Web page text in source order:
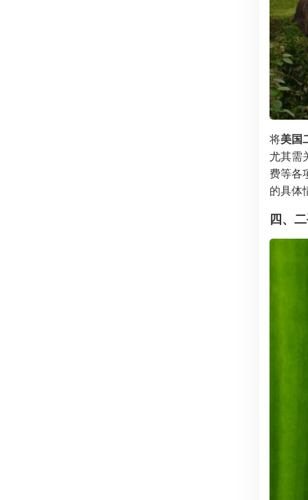
将美国
尤其需
费等各
的具体
四、